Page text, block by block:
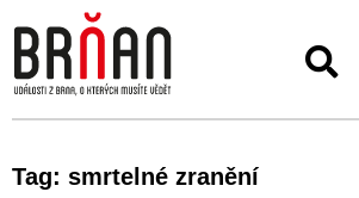
Tag: smrtelné zranění